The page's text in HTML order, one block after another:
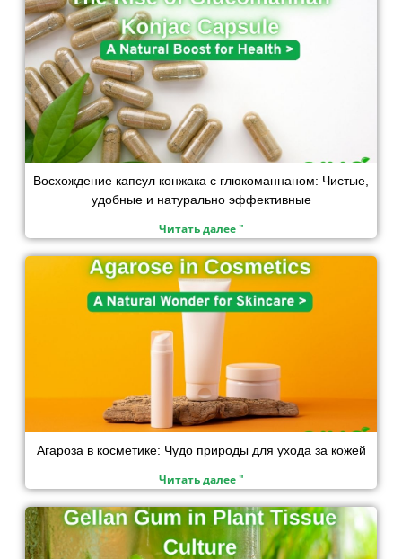
Восхождение капсул конжака с глюкоманнаном: Чистые,
удобные и натурально эффективные
Читать далее "
Агароза в косметике: Чудо природы для ухода за кожей
Читать далее "